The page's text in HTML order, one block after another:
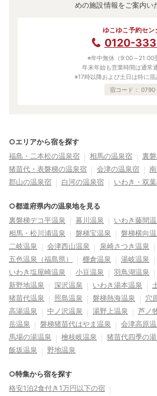
めの施設情報をご案内い
ゆこゆこ予約セン
0120-
※年中無休（9:00～21:00
年末年始も営業時間は通常
※17時以降および土日は特に混
宿コード： 0790
○エリアから宿を探す
福島・二本松の温泉宿
相馬の温泉宿
裏
猪苗代・表磐梯の温泉宿
会津の温泉宿
郡山の温泉宿
白河の温泉宿 いわき・双
○都道府県内の温泉地を見る
裏磐梯デコ平温泉
幕川温泉 いわき藤間
相馬・松川浦温泉
磐梯宝温泉 磐梯横向
二岐温泉
会津西山温泉 泉崎さつき温泉
五色温泉（福島県）
棚倉温泉 湯岐温泉
いわき塩屋崎温泉
小豆温泉 羽鳥湖温泉
新野地温泉
深沢温泉 いわき湯本温泉
猪苗代温泉
照島温泉 磐梯熱海温泉 穴
高湯温泉
中ノ沢温泉 湯野上温泉 芦ノ
岳温泉
磐梯猪苗代はやま温泉 会津高原
馬場の湯温泉
檜枝岐温泉 猪苗代四季の
飯坂温泉
野地温泉
○特集から宿を探す
格安1泊2食付き1万円以下の宿